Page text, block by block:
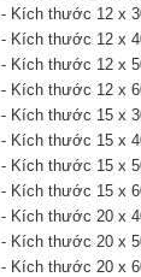
- Kích thước 12 x
- Kích thước 12 x
- Kích thước 12 x
- Kích thước 12 x
- Kích thước 15 x
- Kích thước 15 x
- Kích thước 15 x
- Kích thước 15x
- Kích thước 20 x
- Kích thước20 x
- Kích thước20x